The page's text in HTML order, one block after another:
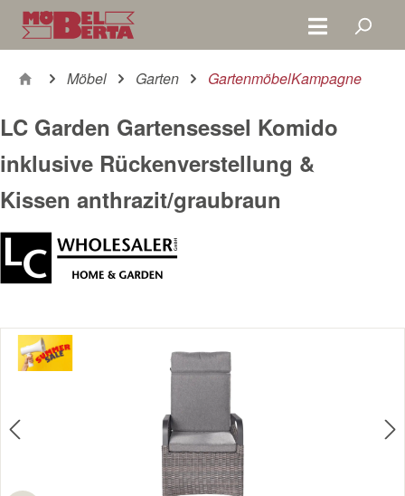
Zum Hauptinhalt springen
Möbel Garten GartenmöbelKampagne
LC Garden Gartensessel Komido
inklusive Rückenverstellung &
Kissen anthrazit/graubraun
Bildergalerie überspringen